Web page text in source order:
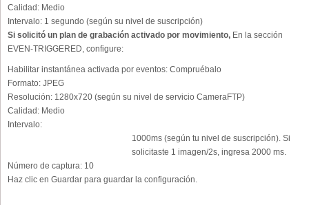
Calidad: Medio
Intervalo: 1 segundo (según su nivel de suscripción)
Si solicitó un plan de grabación activado por movimiento, En la sección
EVEN-TRIGGERED, configure:
Habilitar instantánea activada por eventos: Compruébalo
Formato: JPEG
Resolución: 1280x720 (según su nivel de servicio CameraFTP)
Calidad: Medio
Intervalo:
1000ms (según tu nivel de suscripción). Si
solicitaste 1 imagen/2s, ingresa 2000 ms.
Número de captura: 10
Haz clic en Guardar para guardar la configuración.